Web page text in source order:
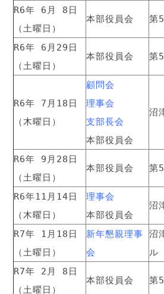
R6年 6月 8日
（土曜日）
本部役員会 第
R6年 6月29日
（土曜日）
本部役員会 第
R6年 7月18日
（木曜日）
顧問会
理事会
支部長会
本部役員会
沼
R6年 9月28日
（土曜日）
本部役員会 第
R6年11月14日
（木曜日）
理事会
本部役員会
沼
R7年 1月18日
（土曜日）
新年懇親理事
会
沼
ル
R7年 2月 8日
（土曜日）
本部役員会 第